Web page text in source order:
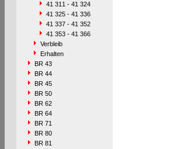
41 311 - 41 324
41 325 - 41 336
41 337 - 41 352
41 353 - 41 366
Verbleib
Erhalten
BR 43
BR 44
BR 45
BR 50
BR 62
BR 64
BR 71
BR 80
BR 81